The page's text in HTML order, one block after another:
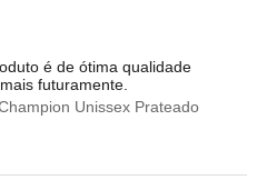
é de ótima qualidade
futuramente.
Unissex Prateado